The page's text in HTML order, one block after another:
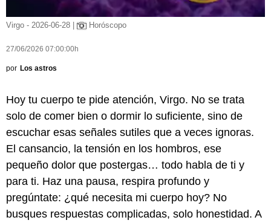
Virgo - 2026-06-28 | Horóscopo
27/06/2026 07:00:00h
por Los astros
Hoy tu cuerpo te pide atención, Virgo. No se trata
solo de comer bien o dormir lo suficiente, sino de
escuchar esas señales sutiles que a veces ignoras.
El cansancio, la tensión en los hombros, ese
pequeño dolor que postergas… todo habla de ti y
para ti. Haz una pausa, respira profundo y
pregúntate: ¿qué necesita mi cuerpo hoy? No
busques respuestas complicadas, solo honestidad. A